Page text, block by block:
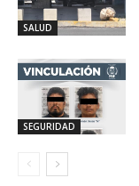
SALUD
SEGURIDAD